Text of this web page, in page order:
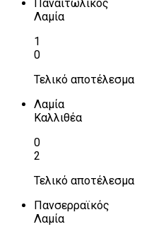
Παναιτωλικός
Λαμία
1
0
Τελικό αποτέλεσμα
Λαμία
Καλλιθέα
0
2
Τελικό αποτέλεσμα
Πανσερραϊκός
Λαμία